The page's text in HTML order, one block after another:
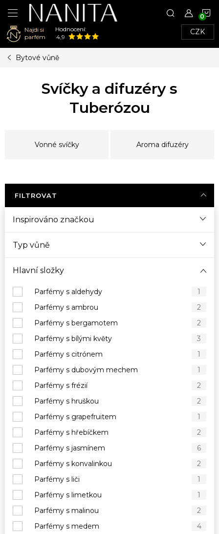
Najdi si
parfém
Hodnocení:
4,9
CZK
Bytové vůně
Svíčky a difuzéry s
Tuberózou
Vonné svíčky Aroma difuzéry
FILTROVAT
Inspirováno značkou
Typ vůně
Hlavní složky
Parfémy s aldehydy
1
Parfémy s ambrou
2
Parfémy s bergamotem
2
Parfémy s bílými květy
3
Parfémy s citrónem
1
Parfémy s dubovým mechem
1
Parfémy s frézií
2
Parfémy s hruškou
2
Parfémy s grapefruitem
1
Parfémy s hřebíčkem
2
Parfémy s jasmínem
6
Parfémy s konvalinkou
2
Parfémy s liči
1
Parfémy s limetkou
1
Parfémy s malinou
2
Parfémy s medem
4